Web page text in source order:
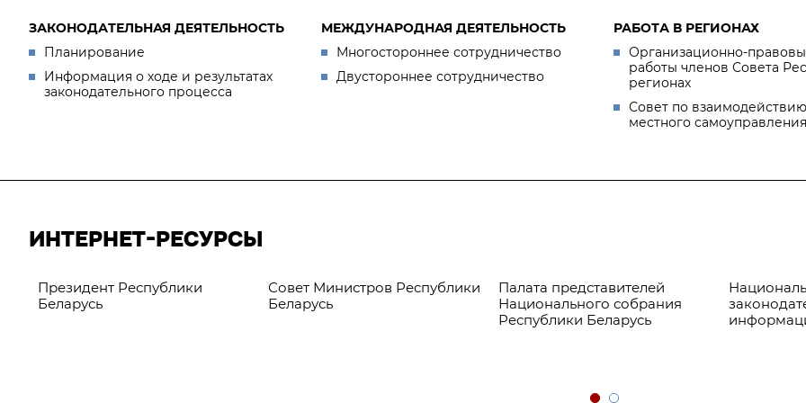
ЗАКОНОДАТЕЛЬНАЯ ДЕЯТЕЛЬНОСТЬ
Планирование
Информация о ходе и результатах
законодательного процесса
МЕЖДУНАРОДНАЯ ДЕЯТЕЛЬНОСТЬ
Многостороннее сотрудничество
Двустороннее сотрудничество
РАБОТА В РЕГИОНАХ
Организационно-
работы членов Совета
регионах
Совет по
местного самоуправления
ИНТЕРНЕТ-РЕСУРСЫ
Президент Республики
Беларусь
Совет Министров Республики
Беларусь
Палата представителей
Национального собрания
Республики Беларусь